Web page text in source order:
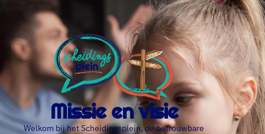
Missie en visie
Welkom bij het Scheidingsplein, de betrouwbare